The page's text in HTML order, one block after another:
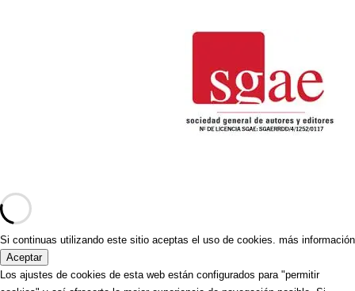
Si continuas utilizando este sitio aceptas el uso de cookies. más información
Aceptar
Los ajustes de cookies de esta web están configurados para "permitir